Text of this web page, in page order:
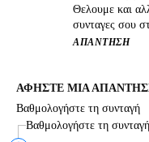
Θελουμε και
συνταγες σου
ΑΠΆΝΤΗΣΗ
ΑΦΗΣΤΕ ΜΙΑ
Βαθμολογήστε τη συνταγή
Βαθμολογήστε τη συνταγή